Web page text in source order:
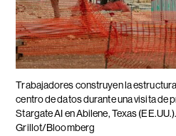
Trabajadores construyen la
centro de datos durante una visita de
Stargate AI en Abilene, Texas
Grillot/Bloomberg